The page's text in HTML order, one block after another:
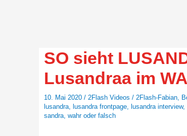
SO sieht
Lusandraa im
10. Mai 2020 / 2Flash Videos / 2Flash-Fabian,
lusandra, lusandra frontpage, lusandra interview,
sandra, wahr oder falsch